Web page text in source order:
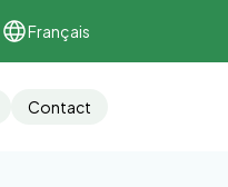
Français
Contact